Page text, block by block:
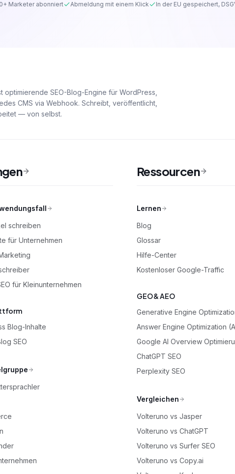
Marketer abonniert Abmeldung mit einem Klick In der EU gespeichert,
optimierende SEO-Blog-Engine für WordPress,
CMS via Webhook. Schreibt, veröffentlicht,
— von selbst.
schreiben
für Unternehmen
für Kleinunternehmen
Blog-Inhalte
SEO
Ressourcen
Lernen
Blog
Glossar
Hilfe-Center
Kostenloser Google-Traffic
GEO & AEO
Generative Engine
Answer Engine Optimization
Google AI Overview
ChatGPT SEO
Perplexity SEO
Vergleichen
Volteruno vs Jasper
Volteruno vs ChatGPT
Volteruno vs Surfer SEO
Volteruno vs Copy.ai